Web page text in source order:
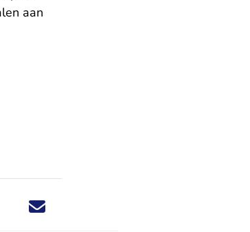
aan
Deel dit nieuwsbericht via X - U verlaat
Deel dit nieuwsbericht via Facebook - U
Deel dit nieuwsbericht via e-mail
Deel dit nieuwsbericht via LinkedIn - U